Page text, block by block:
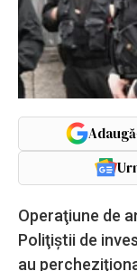
Operaţiune de
Poliţiştii de
au